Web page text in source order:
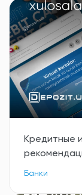
Кредитные
Банки